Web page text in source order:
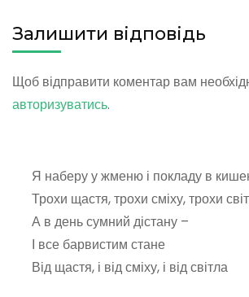
Залишити відповідь
Щоб відправити коментар вам
авторизуватись.
Я наберу у жменю і покладу в
Трохи щастя, трохи сміху, трохи
А в день сумний дістану –
І все барвистим стане
Від щастя, і від сміху, і від світла